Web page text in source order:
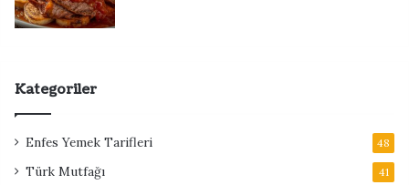
Kategoriler
Enfes Yemek Tarifleri 48
Türk Mutfağı 41